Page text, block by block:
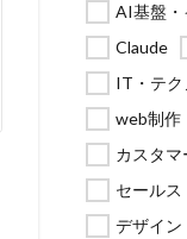
AI基盤・
Claude
IT・テク
web制作
カスタマ
セールス
デザイン